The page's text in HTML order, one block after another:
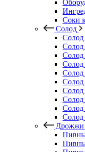
Соки
Солод
Солод
Солод
Солод
Солод
Солод
Солод
Дрожжи